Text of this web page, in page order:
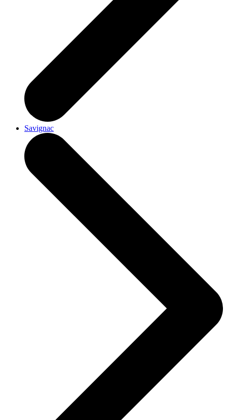
Savignac